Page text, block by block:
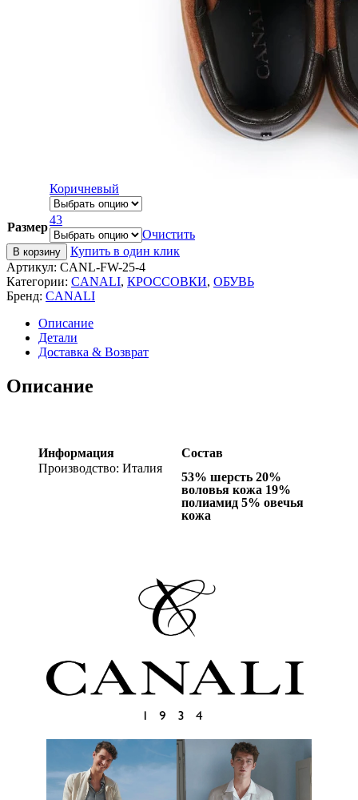
Коричневый
Размер
43
Очистить
В корзину
Купить в один клик
Артикул: CANL-FW-25-4
Категории: CANALI, КРОССОВКИ, ОБУВЬ
Бренд: CANALI
Описание
Детали
Доставка & Возврат
Описание
Информация
Производство: Италия
Состав
53% шерсть 20%
воловья кожа 19%
полиамид 5% овечья
кожа